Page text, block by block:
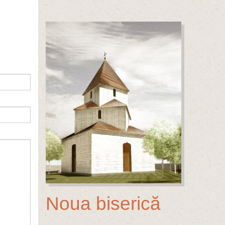
Noua biserică